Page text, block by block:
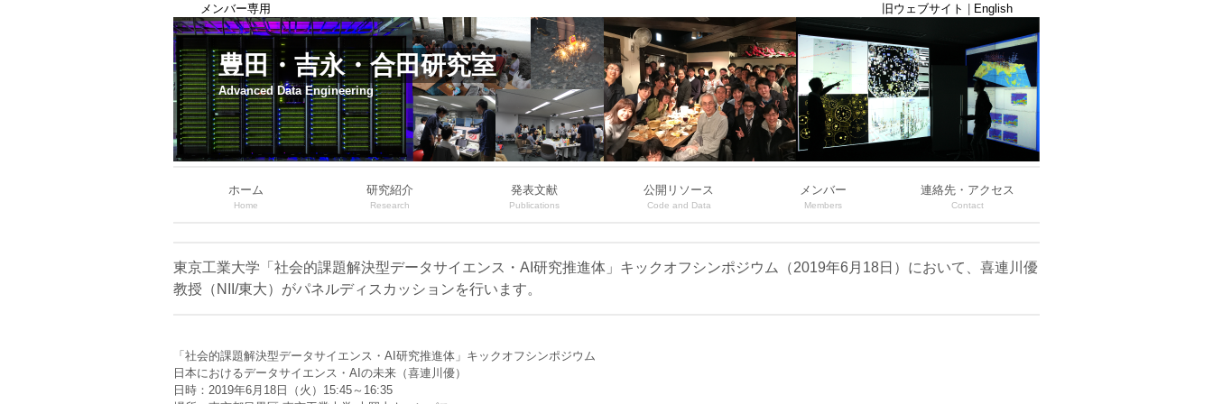
メンバー専用 旧ウェブサイト English
豊田・吉永・合田研究室
Advanced Data Engineering
ホーム
Home
研究紹介
Research
発表文献
Publications
公開リソース
Code and Data
メンバー
Members
連絡先・アクセス
Contact
東京工業大学「社会的課題解決型データサイエンス・AI研究推進体」キックオフシンポジウム（2019年6月18日）において、喜連川優
教授（NII/東大）がパネルディスカッションを行います。
「社会的課題解決型データサイエンス・AI研究推進体」キックオフシンポジウム
日本におけるデータサイエンス・AIの未来（喜連川優）
日時：2019年6月18日（火）15:45～16:35